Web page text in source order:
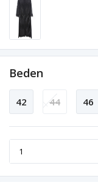
Beden
42 44 46